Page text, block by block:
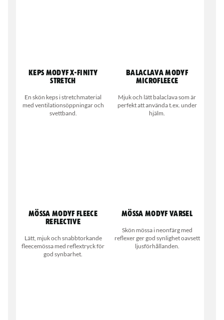
Keps MODYF X-Finity
Stretch
En skön keps i stretchmaterial
med ventilationsöppningar och
svettband.
Balaclava MODYF
microfleece
Mjuk och lätt balaclava som är
perfekt att använda t.ex. under
hjälm.
Mössa MODYF fleece
reflective
Lätt, mjuk och snabbtorkande
fleecemössa med reflextryck för
god synbarhet.
Mössa MODYF varsel
Skön mössa i neonfärg med
reflexer ger god synlighet oavsett
ljusförhållanden.